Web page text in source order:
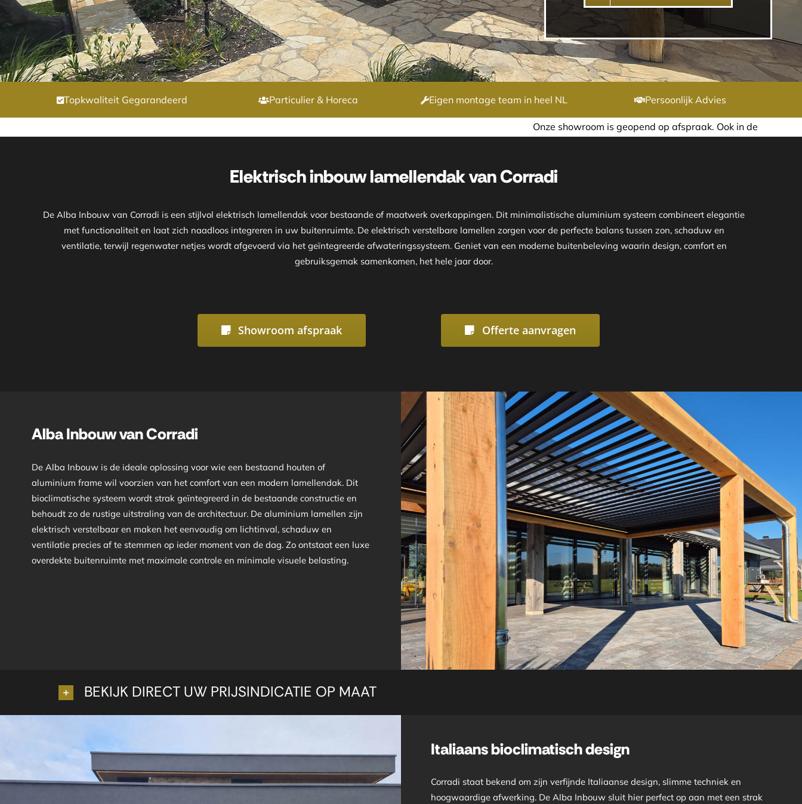
Topkwaliteit Gegarandeerd Particulier & Horeca Eigen montage team in heel NL Persoonlijk Advies
Onze showroom is geopend op afspraak. Ook in de avond of in het weekend nemen
Elektrisch inbouw lamellendak van Corradi
De Alba Inbouw van Corradi is een stijlvol elektrisch lamellendak voor bestaande of maatwerk overkappingen. Dit minimalistische aluminium systeem combineert elegantie
met functionaliteit en laat zich naadloos integreren in uw buitenruimte. De elektrisch verstelbare lamellen zorgen voor de perfecte balans tussen zon, schaduw en
ventilatie, terwijl regenwater netjes wordt afgevoerd via het geïntegreerde afwateringssysteem. Geniet van een moderne buitenbeleving waarin design, comfort en
gebruiksgemak samenkomen, het hele jaar door.
Showroom afspraak Offerte aanvragen
Alba Inbouw van Corradi
De Alba Inbouw is de ideale oplossing voor wie een bestaand houten of
aluminium frame wil voorzien van het comfort van een modern lamellendak. Dit
bioclimatische systeem wordt strak geïntegreerd in de bestaande constructie en
behoudt zo de rustige uitstraling van de architectuur. De aluminium lamellen zijn
elektrisch verstelbaar en maken het eenvoudig om lichtinval, schaduw en
ventilatie precies af te stemmen op ieder moment van de dag. Zo ontstaat een luxe
overdekte buitenruimte met maximale controle en minimale visuele belasting.
BEKIJK DIRECT UW PRIJSINDICATIE OP MAAT
Italiaans bioclimatisch design
Corradi staat bekend om zijn verfijnde Italiaanse design, slimme techniek en
hoogwaardige afwerking. De Alba Inbouw sluit hier perfect op aan met een strak